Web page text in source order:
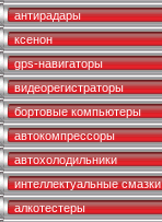
антирадары
ксенон
gps-навигаторы
видеорегистраторы
бортовые компьютеры
автокомпрессоры
автохолодильники
интеллектуальные смазки
алкотестеры